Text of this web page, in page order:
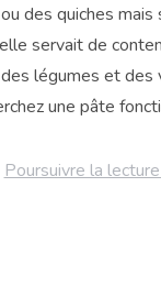
des quiches mais
elle servait de
légumes et des
une pâte
Poursuivre la lecture